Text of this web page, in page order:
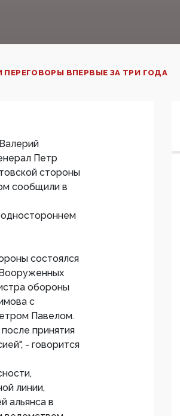
ВПЕРВЫЕ ЗА ТРИ ГОДА‍
Петр
стороны
сообщили в
состоялся
обороны
с
Павелом.
принятия
- говорится
линии,
альянса в